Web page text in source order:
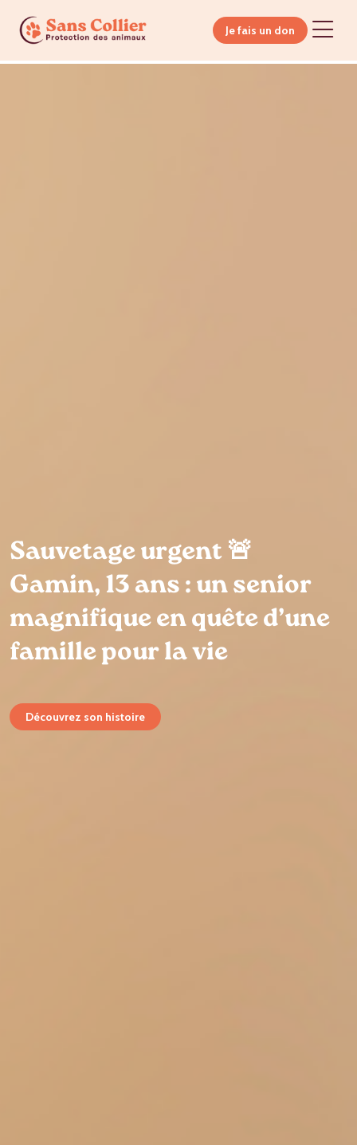
Je fais un don
Sauvetage urgent 🚨
Gamin, 13 ans : un senior
magnifique en quête d’une
famille pour la vie
Découvrez son histoire